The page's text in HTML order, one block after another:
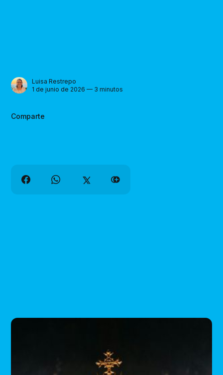
Luisa Restrepo
1 de junio de 2026 — 3 minutos
Comparte